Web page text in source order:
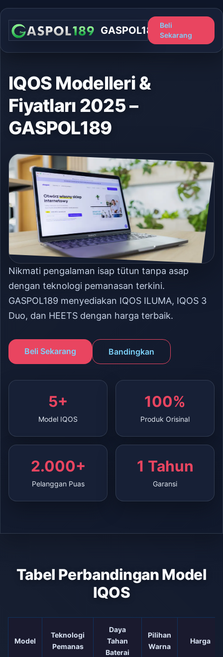
GASPOL189
Beli
Sekarang
IQOS Modelleri &
Fiyatları 2025 –
GASPOL189
Nikmati pengalaman isap tütun tanpa asap
dengan teknologi pemanasan terkini.
GASPOL189 menyediakan IQOS ILUMA, IQOS 3
Duo, dan HEETS dengan harga terbaik.
Beli Sekarang Bandingkan
5+
Model IQOS
100%
Produk Orisinal
2.000+
Pelanggan Puas
1 Tahun
Garansi
Tabel Perbandingan Model
IQOS
Model
Teknologi
Pemanas
Daya
Tahan
Baterai
Pilihan
Warna
Harga